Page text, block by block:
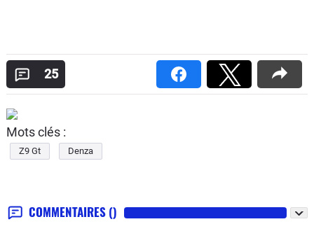
25
Mots clés :
Z9 Gt Denza
COMMENTAIRES ()